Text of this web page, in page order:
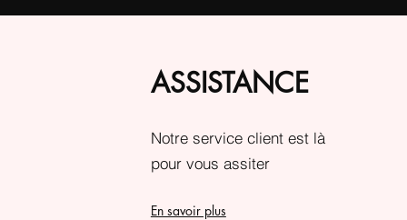
ASSISTANCE
Notre service client est là
pour vous assiter
En savoir plus